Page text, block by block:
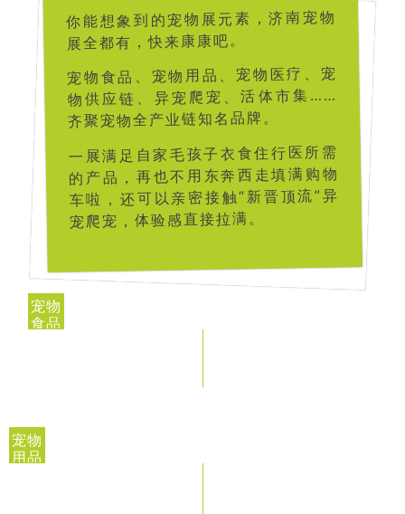
你能想象到的宠物展元素，济南宠物
展全都有，快来康康吧。
宠物食品、宠物用品、宠物医疗、宠
物供应链、异宠爬宠、活体市集……
齐聚宠物全产业链知名品牌。
一展满足自家毛孩子衣食住行医所需
的产品，再也不用东奔西走填满购物
车啦，还可以亲密接触“新晋顶流”异
宠爬宠，体验感直接拉满。
宠物
食品
宠物
用品